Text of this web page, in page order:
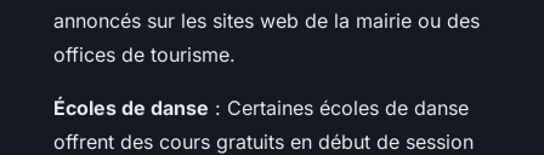
annoncés sur les sites web de la mairie ou des
offices de tourisme.
Écoles de danse : Certaines écoles de danse
offrent des cours gratuits en début de session